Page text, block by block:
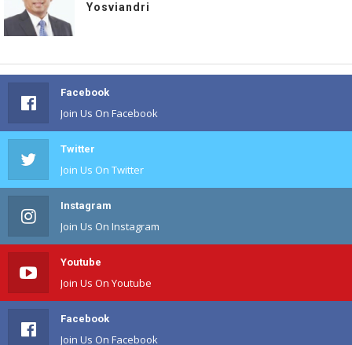
Yosviandri
Facebook
Join Us On Facebook
Twitter
Join Us On Twitter
Instagram
Join Us On Instagram
Youtube
Join Us On Youtube
Facebook
Join Us On Facebook